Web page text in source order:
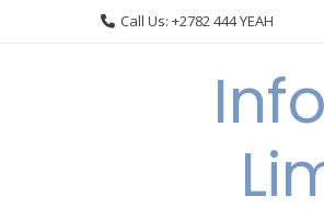
Call Us: +2782 444 YEAH